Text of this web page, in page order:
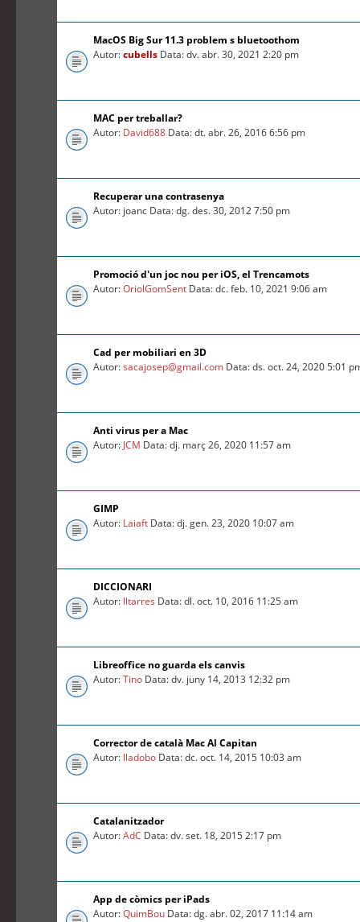
MacOS Big Sur 11.3 problem s bluetoothom
Autor:cubells Data: dv. abr. 30, 2021 2:20 pm
MAC per treballar?
Autor: David688 Data: dt. abr. 26, 2016 6:56 pm
Recuperar una contrasenya
Autor: joanc Data: dg. des. 30, 2012 7:50 pm
Promoció d'un joc nou per iOS, el Trencamots
Autor:OriolGomSent Data: dc. feb. 10, 2021 9:06 am
Cad per mobiliari en 3D
Autor:sacajosep@gmail.com Data: ds. oct. 24, 2020 5:01
Anti virus per a Mac
Autor: JCM Data: dj. març 26, 2020 11:57 am
GIMP
Autor: Laiaft Data: dj. gen. 23, 2020 10:07 am
DICCIONARI
Autor: lltarres Data: dl. oct. 10, 2016 11:25 am
Libreoffice no guarda els canvis
Autor:Tino Data: dv. juny 14, 2013 12:32 pm
Corrector de català Mac Al Capitan
Autor: lladobo Data: dc. oct. 14, 2015 10:03 am
Catalanitzador
Autor:AdC Data: dv. set. 18, 2015 2:17 pm
App de còmics per iPads
Autor:QuimBou Data: dg. abr. 02, 2017 11:14 am